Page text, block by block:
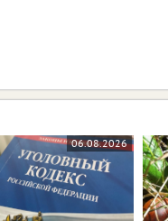
06.08.2026